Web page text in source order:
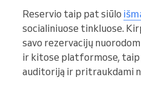
Reservio taip pat siūlo
socialiniuose tinkluose.
savo rezervacijų
ir kitose platformose, taip
auditoriją ir pritraukdami